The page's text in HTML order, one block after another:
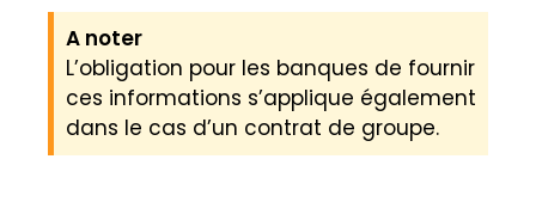
A noter
L’obligation pour les banques de fournir
ces informations s’applique également
dans le cas d’un contrat de groupe.